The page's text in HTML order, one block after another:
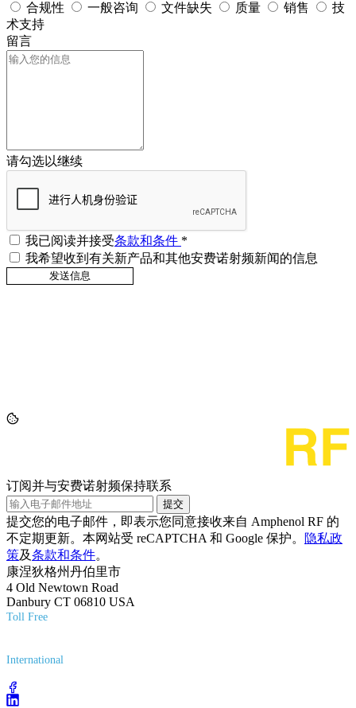
合规性
一般咨询 文件缺失 质量 销售
技
术支持
留言
请勾选以继续
我已阅读并接受条款和条件 *
我希望收到有关新产品和其他安费诺射频新闻的信息
订阅并与安费诺射频保持联系
提交
提交您的电子邮件，即表示您同意接收来自 Amphenol RF 的
不定期更新。本网站受 reCAPTCHA 和 Google 保护。
隐私政
策及条款和条件。
康涅狄格州丹伯里市
4 Old Newtown Road
Danbury CT 06810 USA
Toll Free
International